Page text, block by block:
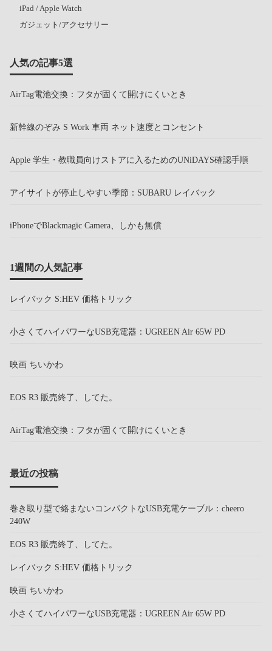
iPad / Apple Watch
ガジェット/アクセサリー
人気の記事5選
AirTag電池交換：フタが固くて開けにくいとき
新幹線のぞみ S Work 車両 ネット速度とコンセント
Apple 学生・教職員向けストアに入るためのUNiDAYS確認手順
アイサイトが停止しやすい季節：SUBARU レイバック
iPhoneでBlackmagic Camera、しかも無償
1週間の人気記事
レイバック S:HEV 価格トリック
小さくてハイパワーなUSB充電器：UGREEN Air 65W PD
映画 ちいかわ
EOS R3 販売終了、してた。
AirTag電池交換：フタが固くて開けにくいとき
最近の投稿
巻き取り型で絡まないコンパクトなUSB充電ケーブル：cheero
240W
EOS R3 販売終了、してた。
レイバック S:HEV 価格トリック
映画 ちいかわ
小さくてハイパワーなUSB充電器：UGREEN Air 65W PD